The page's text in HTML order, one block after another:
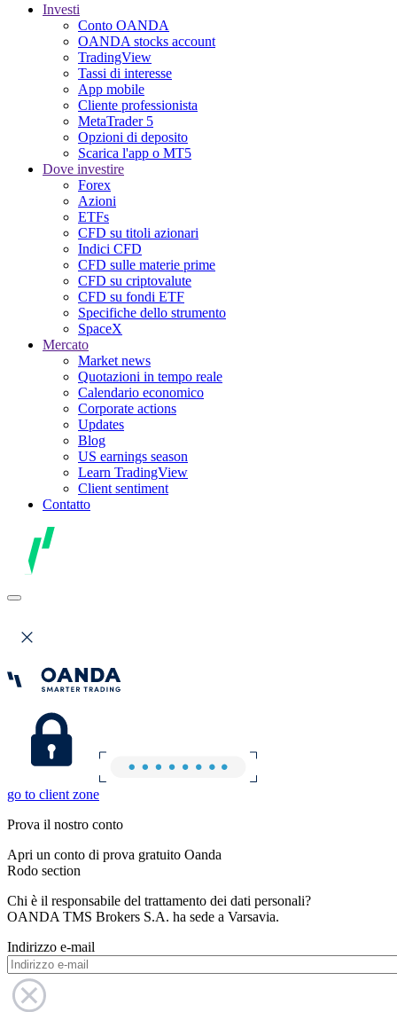
Investi
Conto OANDA
OANDA stocks account
TradingView
Tassi di interesse
App mobile
Cliente professionista
MetaTrader 5
Opzioni di deposito
Scarica l'app o MT5
Dove investire
Forex
Azioni
ETFs
CFD su titoli azionari
Indici CFD
CFD sulle materie prime
CFD su criptovalute
CFD su fondi ETF
Specifiche dello strumento
SpaceX
Mercato
Market news
Quotazioni in tempo reale
Calendario economico
Corporate actions
Updates
Blog
US earnings season
Learn TradingView
Client sentiment
Contatto
go to client zone
Prova il nostro conto
Apri un conto di prova gratuito Oanda
Rodo section
Chi è il responsabile del trattamento dei dati personali?
OANDA TMS Brokers S.A. ha sede a Varsavia.
Indirizzo e-mail